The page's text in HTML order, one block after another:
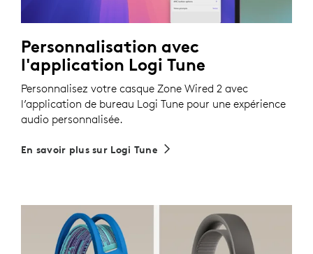
Personnalisation avec
l'application Logi Tune
Personnalisez votre casque Zone Wired 2 avec
l’application de bureau Logi Tune pour une expérience
audio personnalisée.
En savoir plus sur Logi Tune